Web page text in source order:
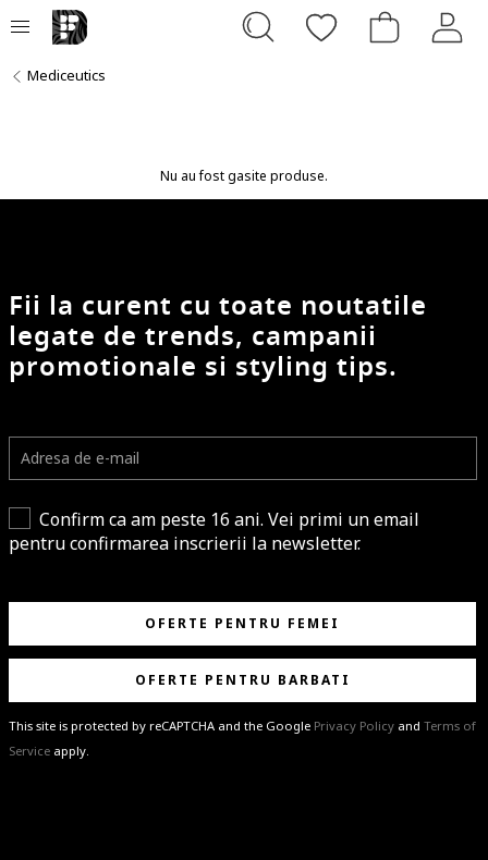
Mediceutics
Nu au fost gasite produse.
Fii la curent cu toate noutatile
legate de trends, campanii
promotionale si styling tips.
Confirm ca am peste 16 ani. Vei primi un email
pentru confirmarea inscrierii la newsletter.
OFERTE PENTRU FEMEI
OFERTE PENTRU BARBATI
This site is protected by reCAPTCHA and the Google Privacy Policy and Terms of
Service apply.